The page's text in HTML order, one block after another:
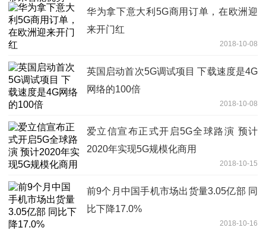
华为拿下意大利5G商用订单，在欧洲迎
来开门红
2018-10-08
英国启动首次5G调试项目 下载速度是4G
网络的100倍
2018-10-08
爱立信宣布正式开启5G全球路演 预计
2020年实现5G规模化商用
2018-10-15
前9个月中国手机市场出货量3.05亿部 同
比下降17.0%
2018-10-16